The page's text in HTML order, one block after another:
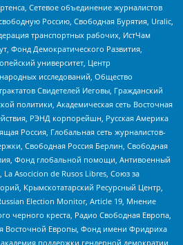
Сетевое объединение журналистов
Россию, Свободная Бурятия, Uralic,
транспортных рабочих, ИстЧам
Фонд Демократического Развития,
университет, Центр
исследований, Общество
Свидетелей Иеговы, Гражданский
политики, Академическая сеть Восточная
РЭНД корпорейшн, Русская Америка
Россия, Глобальная сеть журналистов-
Свободная Россия Берлин, Свободная
Фонд глобальной помощи, Антивоенный
La Asocicion de Rusos Libres, Союз за
Крымскотатарский Ресурсный Центр,
Election Monitor, Article 19, Мнение
черного креста, Радио Свободная Европа,
Восточной Европы, Фонд имени Фридриха
поддержки гендерной демократии